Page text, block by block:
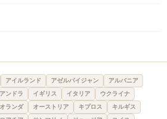
アイルランド アゼルバイジャン
アルバニア
アンドラ イギリス イタリア
ウクライナ
オランダ オーストリア キプロス
キルギス